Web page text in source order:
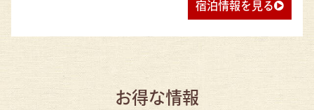
宿泊情報を見る
お得な情報